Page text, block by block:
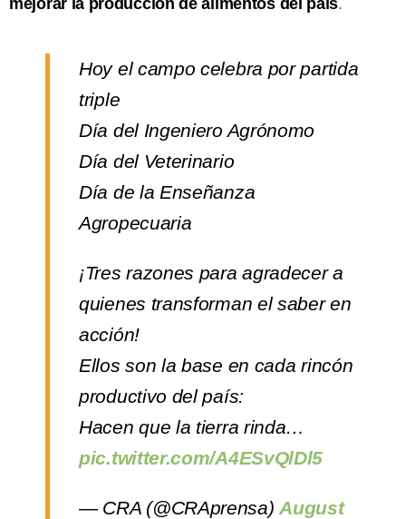
Hoy el campo celebra por partida
triple
Día del Ingeniero Agrónomo
Día del Veterinario
Día de la Enseñanza
Agropecuaria
¡Tres razones para agradecer a
quienes transforman el saber en
acción!
Ellos son la base en cada rincón
productivo del país:
Hacen que la tierra rinda…
pic.twitter.com/A4ESvQlDl5
— CRA (@CRAprensa)August